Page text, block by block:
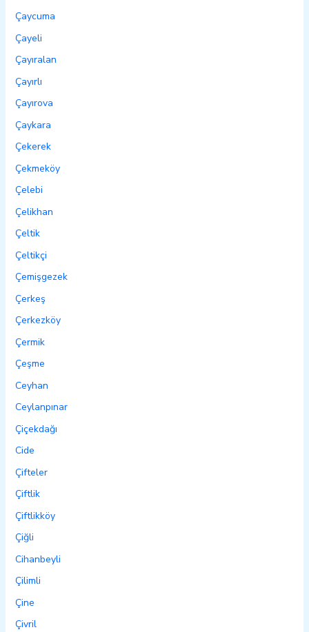
Çaycuma
Çayeli
Çayıralan
Çayırlı
Çayırova
Çaykara
Çekerek
Çekmeköy
Çelebi
Çelikhan
Çeltik
Çeltikçi
Çemişgezek
Çerkeş
Çerkezköy
Çermik
Çeşme
Ceyhan
Ceylanpınar
Çiçekdağı
Cide
Çifteler
Çiftlik
Çiftlikköy
Çiğli
Cihanbeyli
Çilimli
Çine
Çivril